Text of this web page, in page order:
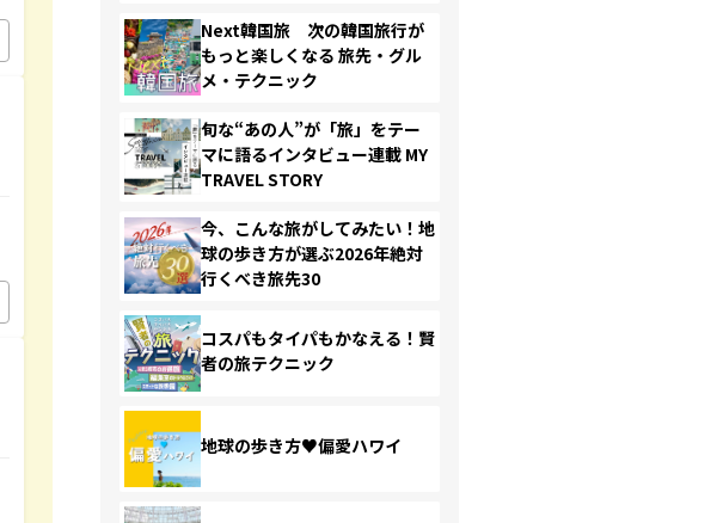
Next韓国旅 次の韓国旅行が
もっと楽しくなる 旅先・グル
メ・テクニック
旬な“あの人”が「旅」をテー
マに語るインタビュー連載 MY
TRAVEL STORY
今、こんな旅がしてみたい！地
球の歩き方が選ぶ2026年絶対
行くべき旅先30
コスパもタイパもかなえる！賢
者の旅テクニック
地球の歩き方♥偏愛ハワイ